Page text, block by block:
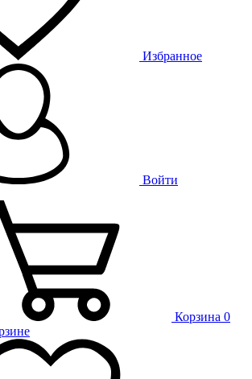
Избранное
Войти
Корзина 0